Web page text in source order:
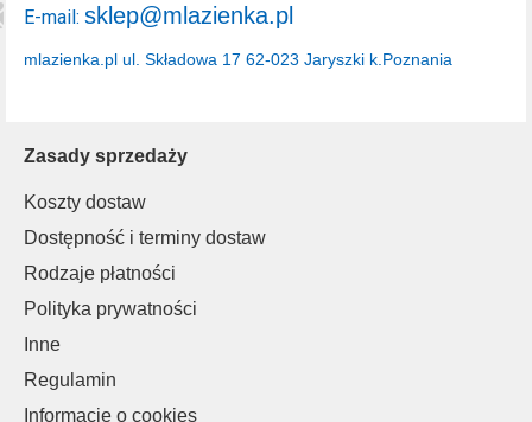
Zasady sprzedaży
Koszty dostaw
Dostępność i terminy dostaw
Rodzaje płatności
Polityka prywatności
Inne
Regulamin
Informacje o cookies
mlazienka.pl ul. Składowa 17 62-023 Jaryszki k.Poznania
E-mail: sklep@mlazienka.pl